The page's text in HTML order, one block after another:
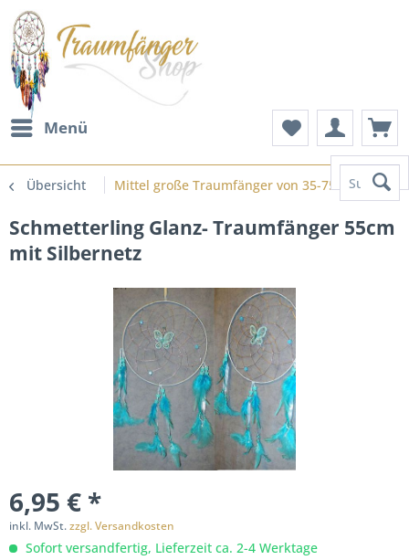
Menü
Suchen
Übersicht Mittel große Traumfänger von 35-75cm
Schmetterling Glanz- Traumfänger 55cm
mit Silbernetz
6,95 € *
inkl. MwSt.zzgl. Versandkosten
Sofort versandfertig, Lieferzeit ca. 2-4 Werktage